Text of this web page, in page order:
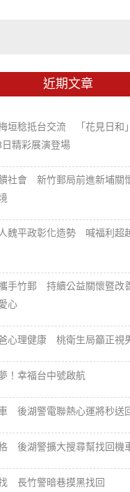
近期文章
垣稔抵台交流 「花見日和
精彩展演登場
社會 新竹郵局前進新埔關
魏平政彰化造勢 喊福利超
手竹郵 持續公益關懷暨改
心
心理健康 桃衛生局籲正視
！幸福台中號啟航
後湖警電聯熱心運將秒送
後湖警擴大搜尋幫找回機
長竹警暗巷摸黑找回